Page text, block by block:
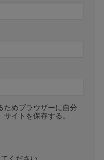
ためブラウザーに自分
イトを保存する。
ください。